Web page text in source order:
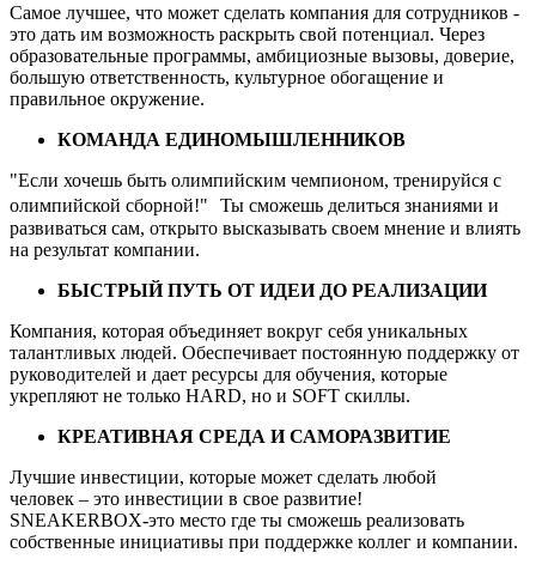
Самое лучшее, что может сделать компания для сотрудников -
это дать им возможность раскрыть свой потенциал. Через
образовательные программы, амбициозные вызовы, доверие,
большую ответственность, культурное обогащение и
правильное окружение.
КОМАНДА ЕДИНОМЫШЛЕННИКОВ
"Если хочешь быть олимпийским чемпионом, тренируйся с
олимпийской сборной!" Ты сможешь делиться знаниями и
развиваться сам, открыто высказывать своем мнение и влиять
на результат компании.
БЫСТРЫЙ ПУТЬ ОТ ИДЕИ ДО РЕАЛИЗАЦИИ
Компания, которая объединяет вокруг себя уникальных
талантливых людей. Обеспечивает постоянную поддержку от
руководителей и дает ресурсы для обучения, которые
укрепляют не только HARD, но и SOFT скиллы.
КРЕАТИВНАЯ СРЕДА И САМОРАЗВИТИЕ‍‍
Лучшие инвестиции, которые может сделать любой
человек – это инвестиции в свое развитие!
SNEAKERBOX-это место где ты сможешь реализовать
собственные инициативы при поддержке коллег и компании.